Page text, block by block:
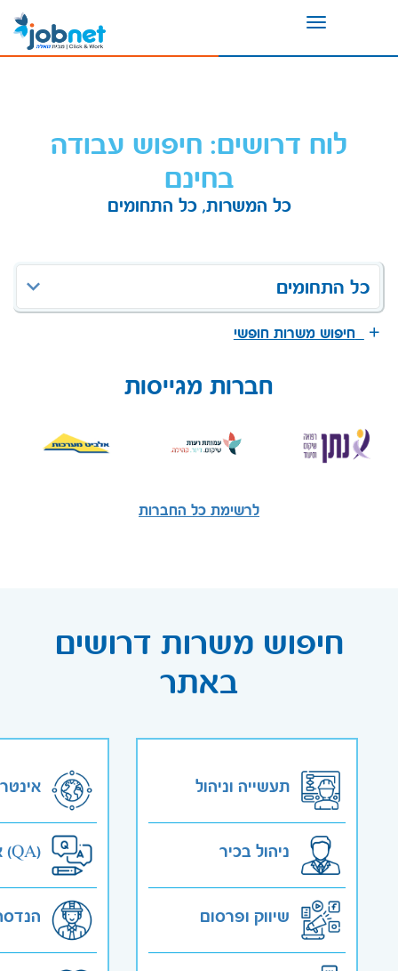
Toggle
לוח דרושים: חיפוש עבודה
בחינם
כל המשרות, כל התחומים
כל התחומים
חיפוש משרות חופשי
חברות מגייסות
לרשימת כל החברות
חיפוש משרות דרושים
באתר
תעשייה וניהול
ניהול בכיר
שיווק ופרסום
אבטחת איכות (QA)